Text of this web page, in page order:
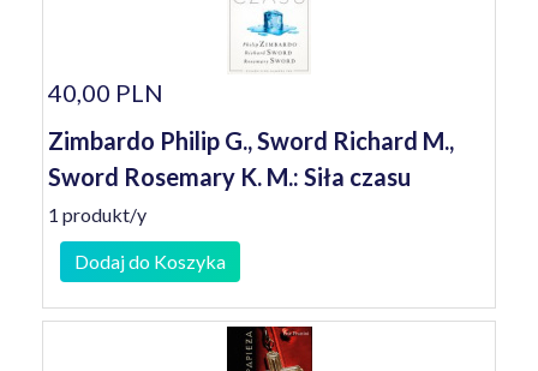
40,00 PLN
Zimbardo Philip G., Sword Richard M.,
Sword Rosemary K. M.: Siła czasu
1 produkt/y
Dodaj do Koszyka